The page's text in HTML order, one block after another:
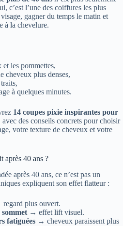
c’est l’une des coiffures les plus
gagner du temps le matin et
à la chevelure.
les pommettes,
cheveux plus denses,
à quelques minutes.
14 coupes pixie inspirantes pour
avec des conseils concrets pour choisir
votre texture de cheveux et votre
après 40 ans ?
après 40 ans, ce n’est pas un
expliquent son effet flatteur :
plus ouvert.
→ effet lift visuel.
fatiguées → cheveux paraissent plus